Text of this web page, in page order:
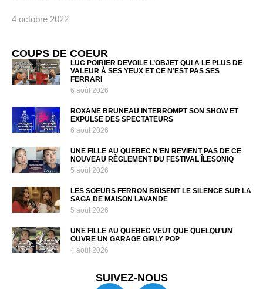
4 octobre 2022
COUPS DE COEUR
LUC POIRIER DÉVOILE L’OBJET QUI A LE PLUS DE
VALEUR À SES YEUX ET CE N’EST PAS SES
FERRARI
6 août 2026
ROXANE BRUNEAU INTERROMPT SON SHOW ET
EXPULSE DES SPECTATEURS
6 août 2026
UNE FILLE AU QUÉBEC N’EN REVIENT PAS DE CE
NOUVEAU RÈGLEMENT DU FESTIVAL ÎLESONIQ
5 août 2026
LES SOEURS FERRON BRISENT LE SILENCE SUR LA
SAGA DE MAISON LAVANDE
5 août 2026
UNE FILLE AU QUÉBEC VEUT QUE QUELQU’UN
OUVRE UN GARAGE GIRLY POP
4 août 2026
SUIVEZ-NOUS